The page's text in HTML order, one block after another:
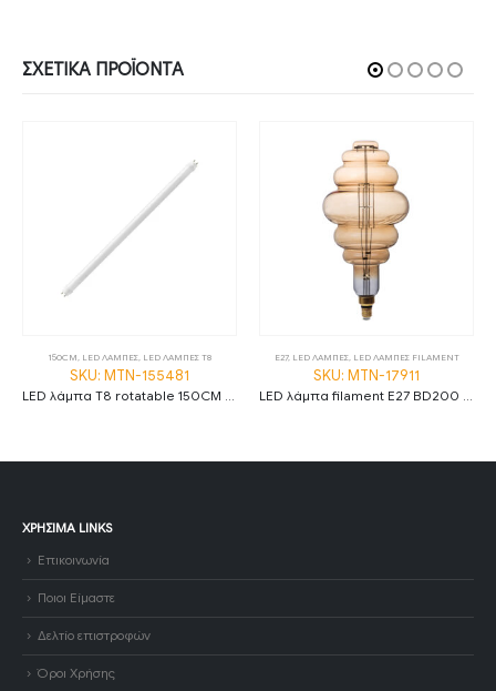
ΣΧΕΤΙΚΆ ΠΡΟΪΌΝΤΑ
150CM LED ΛΑΜΠΕΣ LED ΛΑΜΠΕΣ Τ8
SKU: MTN-155481
E27, LED ΛΑΜΠΕΣ, LED ΛΑΜΠΕΣ FILAMENT
SKU: MTN-17911
ΧΡΉΣΙΜΑ LINKS
Επικοινωνία
Ποιοι Είμαστε
Δελτίο επιστροφών
Όροι Χρήσης